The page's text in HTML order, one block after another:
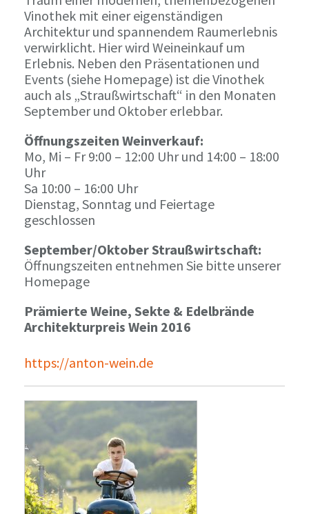
Vinothek mit einer eigenständigen
Architektur und spannendem Raumerlebnis
verwirklicht. Hier wird Weineinkauf um
Erlebnis. Neben den Präsentationen und
Events (siehe Homepage) ist die Vinothek
auch als „Straußwirtschaft“ in den Monaten
September und Oktober erlebbar.
Öffnungszeiten Weinverkauf:
Mo, Mi – Fr 9:00 – 12:00 Uhr und 14:00 – 18:00
Uhr
Sa 10:00 – 16:00 Uhr
Dienstag, Sonntag und Feiertage
geschlossen
September/Oktober Straußwirtschaft:
Öffnungszeiten entnehmen Sie bitte unserer
Homepage
Prämierte Weine, Sekte & Edelbrände
Architekturpreis Wein 2016
https://anton-wein.de